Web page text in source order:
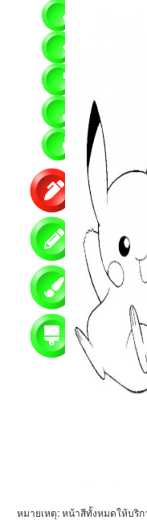
หมายเหตุ: หน้าสีทั้งหมดให้บริ